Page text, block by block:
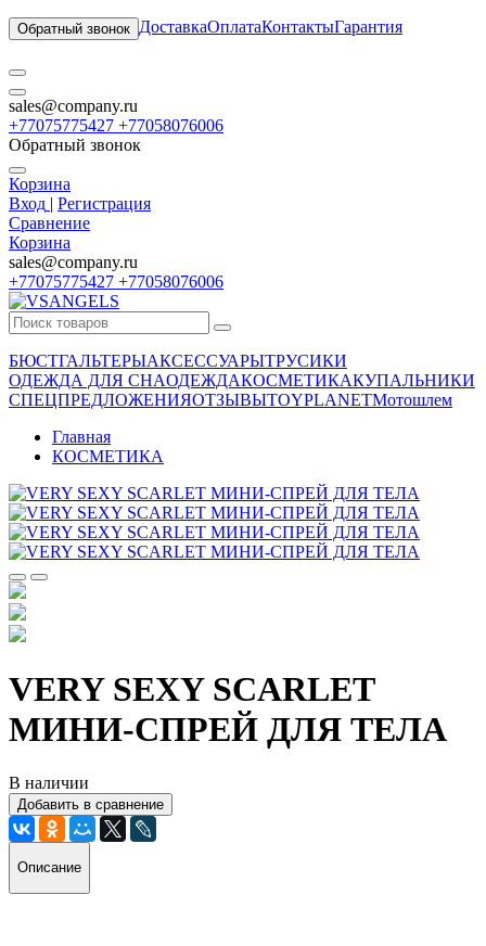
Обратный звонок ДоставкаОплатаКонтактыГарантия
sales@company.ru
+77075775427 +77058076006
Обратный звонок
Корзина
Вход | Регистрация
Сравнение
Корзина
sales@company.ru
+77075775427 +77058076006
БЮСТГАЛЬТЕРЫАКСЕССУАРЫТРУСИКИ
ОДЕЖДА ДЛЯ СНАОДЕЖДАКОСМЕТИКАКУПАЛЬНИКИ
СПЕЦПРЕДЛОЖЕНИЯОТЗЫВЫTOYPLANETМотошлем
Главная
КОСМЕТИКА
VERY SEXY SCARLET
МИНИ-СПРЕЙ ДЛЯ ТЕЛА
В наличии
Добавить в сравнение
Описание